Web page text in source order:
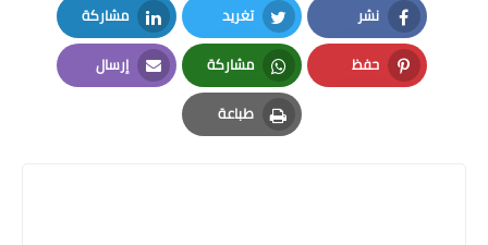
نشر
Facebook
تغريد
Twitter
مشاركة
LinkedIn
حفظ
Pinterest
مشاركة
Whatsapp
إرسال
Email
طباعة
Print